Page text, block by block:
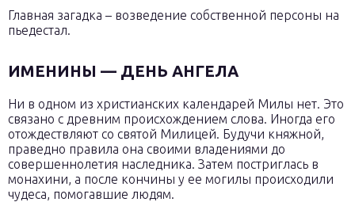
Главная загадка – возведение собственной персоны на
пьедестал.
ИМЕНИНЫ — ДЕНЬ АНГЕЛА
Ни в одном из христианских календарей Милы нет. Это
связано с древним происхождением слова. Иногда его
отождествляют со святой Милицей. Будучи княжной,
праведно правила она своими владениями до
совершеннолетия наследника. Затем постриглась в
монахини, а после кончины у ее могилы происходили
чудеса, помогавшие людям.